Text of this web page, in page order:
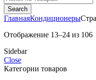
Search
ГлавнаяКондиционеры
Отображение 13–24 из 106
Sidebar
Close
Категории товаров